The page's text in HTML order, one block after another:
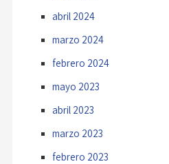
abril 2024
marzo 2024
febrero 2024
mayo 2023
abril 2023
marzo 2023
febrero 2023